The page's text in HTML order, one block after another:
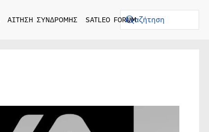
ΑΙΤΗΣΗ ΣΥΝΔΡΟΜΗΣ SATLEO FORUM